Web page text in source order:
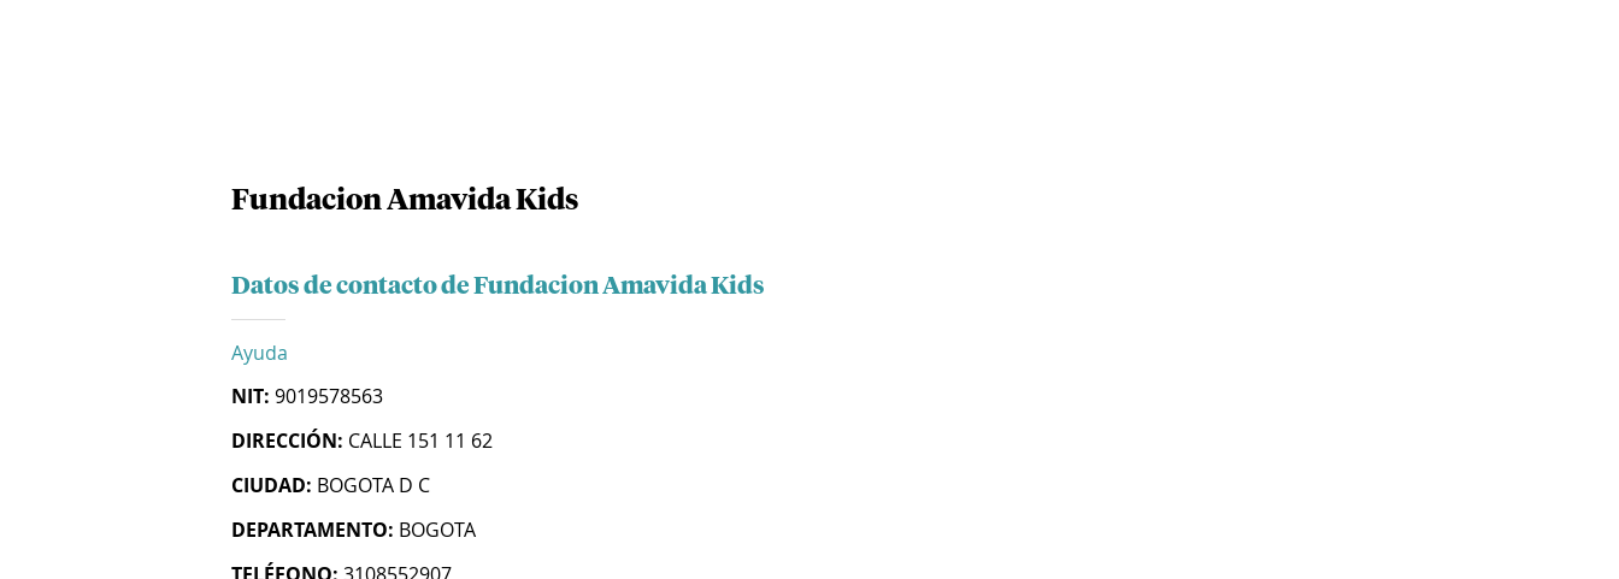
Fundacion Amavida Kids
Datos de contacto de Fundacion Amavida Kids
Ayuda
NIT: 9019578563
DIRECCIÓN: CALLE 151 11 62
CIUDAD: BOGOTA D C
DEPARTAMENTO: BOGOTA